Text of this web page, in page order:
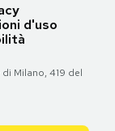
d'uso
Milano, 419 del